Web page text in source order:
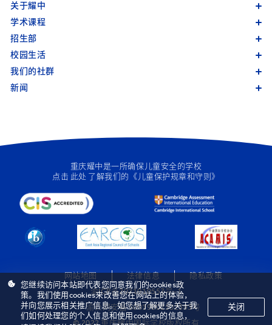
关于耀中
学术课程
招生部
校园生活
我们的社群
新闻
重庆耀中是一所确保儿童安全的学校
点击 此处 了解我们的《儿童保护规章和守则》
网站地图 法律信息
隐私政策
渝ICP备2021010557号-1
渝公网安备 50019002502393号
© 2022 重庆耀中国际学校版权所有
您继续访问本站即代表您同意我们的cookies政
策。我们使用cookies来改善您在网站上的体验，
并向您展示相关推广信息。如您想了解更多关于我
们如何处理您的个人信息和使用cookies的信息，
关闭